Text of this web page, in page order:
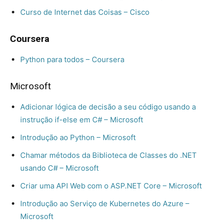
Curso de Internet das Coisas – Cisco
Coursera
Python para todos – Coursera
Microsoft
Adicionar lógica de decisão a seu código usando a
instrução if-else em C# – Microsoft
Introdução ao Python – Microsoft
Chamar métodos da Biblioteca de Classes do .NET
usando C# – Microsoft
Criar uma API Web com o ASP.NET Core – Microsoft
Introdução ao Serviço de Kubernetes do Azure –
Microsoft